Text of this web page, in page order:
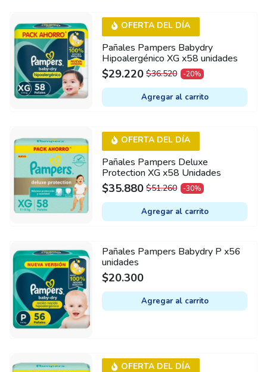
Pañales Pampers Babydry
Hipoalergénico XG x58 unidades
OFERTA DEL DÍA
$36.520
ORIGINAL
PRICE
WAS:
$29.220
CURRENT
PRICE
IS:
-20%
Agregar al carrito
Pañales Pampers Deluxe
Protection XG x58 Unidades
OFERTA DEL DÍA
$51.260
ORIGINAL
PRICE
WAS:
$35.880
CURRENT
PRICE
IS:
-30%
Agregar al carrito
Pañales Pampers Babydry P x56
unidades
$20.300
Agregar al carrito
OFERTA DEL DÍA